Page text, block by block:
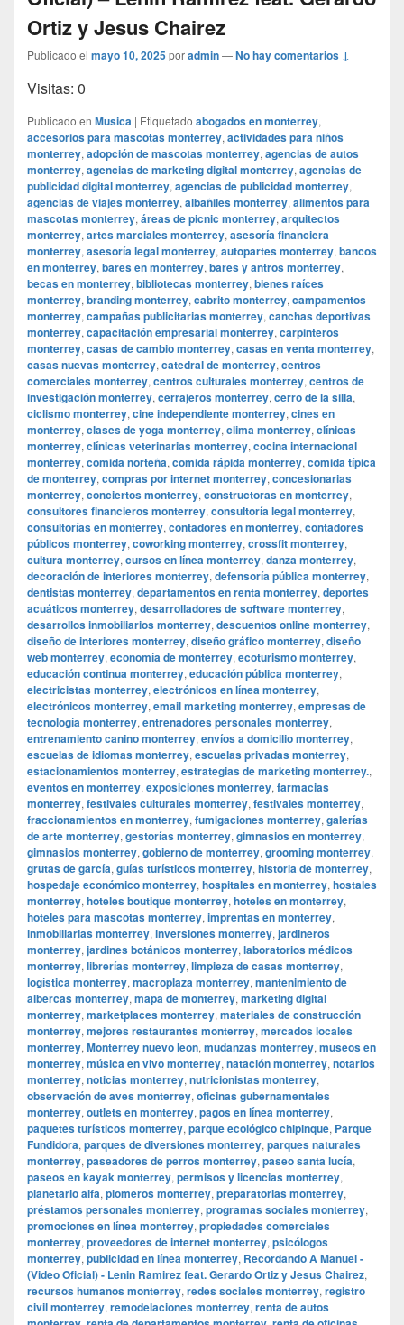
Ortiz y Jesus Chairez
Publicado el mayo 10, 2025poradmin—No hay comentarios ↓
Visitas: 0
Publicado en Musica | Etiquetado abogados en monterrey,
accesorios para mascotas monterrey, actividades para niños
monterrey, adopción de mascotas monterrey, agencias de autos
monterrey, agencias de marketing digital monterrey, agencias de
publicidad digital monterrey, agencias de publicidad monterrey,
agencias de viajes monterrey, albañiles monterrey, alimentos para
mascotas monterrey, áreas de picnic monterrey, arquitectos
monterrey, artes marciales monterrey, asesoría financiera
monterrey, asesoría legal monterrey, autopartes monterrey, bancos
en monterrey, bares en monterrey, bares y antros monterrey,
becas en monterrey, bibliotecas monterrey, bienes raíces
monterrey, branding monterrey, cabrito monterrey, campamentos
monterrey, campañas publicitarias monterrey, canchas deportivas
monterrey, capacitación empresarial monterrey, carpinteros
monterrey, casas de cambio monterrey, casas en venta monterrey,
casas nuevas monterrey, catedral de monterrey, centros
comerciales monterrey, centros culturales monterrey, centros de
investigación monterrey, cerrajeros monterrey, cerro de la silla,
ciclismo monterrey, cine independiente monterrey, cines en
monterrey, clases de yoga monterrey, clima monterrey, clínicas
monterrey, clínicas veterinarias monterrey, cocina internacional
monterrey, comida norteña, comida rápida monterrey, comida típica
de monterrey, compras por internet monterrey, concesionarias
monterrey, conciertos monterrey, constructoras en monterrey,
consultores financieros monterrey, consultoría legal monterrey,
consultorías en monterrey, contadores en monterrey, contadores
públicos monterrey, coworking monterrey, crossfit monterrey,
cultura monterrey, cursos en línea monterrey, danza monterrey,
decoración de interiores monterrey, defensoría pública monterrey,
dentistas monterrey, departamentos en renta monterrey, deportes
acuáticos monterrey, desarrolladores de software monterrey,
desarrollos inmobiliarios monterrey, descuentos online monterrey,
diseño de interiores monterrey, diseño gráfico monterrey, diseño
web monterrey, economía de monterrey, ecoturismo monterrey,
educación continua monterrey, educación pública monterrey,
electricistas monterrey, electrónicos en línea monterrey,
electrónicos monterrey, email marketing monterrey, empresas de
tecnología monterrey, entrenadores personales monterrey,
entrenamiento canino monterrey, envíos a domicilio monterrey,
escuelas de idiomas monterrey, escuelas privadas monterrey,
estacionamientos monterrey, estrategias de marketing monterrey.,
eventos en monterrey, exposiciones monterrey, farmacias
monterrey, festivales culturales monterrey, festivales monterrey,
fraccionamientos en monterrey, fumigaciones monterrey, galerías
de arte monterrey, gestorías monterrey, gimnasios en monterrey,
gimnasios monterrey, gobierno de monterrey, grooming monterrey,
grutas de garcía, guías turísticos monterrey, historia de monterrey,
hospedaje económico monterrey, hospitales en monterrey, hostales
monterrey, hoteles boutique monterrey, hoteles en monterrey,
hoteles para mascotas monterrey, imprentas en monterrey,
inmobiliarias monterrey, inversiones monterrey, jardineros
monterrey, jardines botánicos monterrey, laboratorios médicos
monterrey, librerías monterrey, limpieza de casas monterrey,
logística monterrey, macroplaza monterrey, mantenimiento de
albercas monterrey, mapa de monterrey, marketing digital
monterrey, marketplaces monterrey, materiales de construcción
monterrey, mejores restaurantes monterrey, mercados locales
monterrey, Monterrey nuevo leon, mudanzas monterrey, museos en
monterrey, música en vivo monterrey, natación monterrey, notarios
monterrey, noticias monterrey, nutricionistas monterrey,
observación de aves monterrey, oficinas gubernamentales
monterrey, outlets en monterrey, pagos en línea monterrey,
paquetes turísticos monterrey, parque ecológico chipinque, Parque
Fundidora, parques de diversiones monterrey, parques naturales
monterrey, paseadores de perros monterrey, paseo santa lucía,
paseos en kayak monterrey, permisos y licencias monterrey,
planetario alfa, plomeros monterrey, preparatorias monterrey,
préstamos personales monterrey, programas sociales monterrey,
promociones en línea monterrey, propiedades comerciales
monterrey, proveedores de internet monterrey, psicólogos
monterrey, publicidad en línea monterrey, Recordando A Manuel -
(Video Oficial) - Lenin Ramirez feat. Gerardo Ortiz y Jesus Chairez,
recursos humanos monterrey, redes sociales monterrey, registro
civil monterrey, remodelaciones monterrey, renta de autos